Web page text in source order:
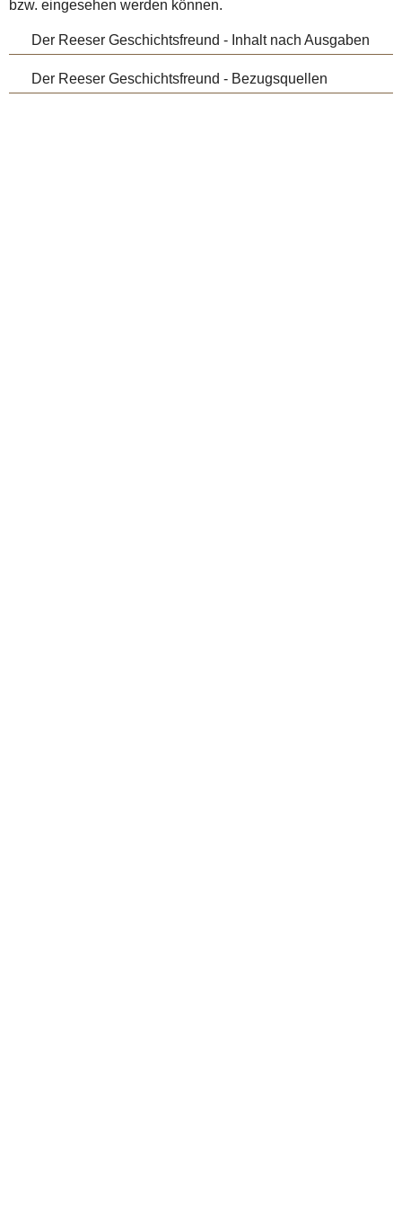
bzw. eingesehen werden können.
Der Reeser Geschichtsfreund - Inhalt nach Ausgaben
Der Reeser Geschichtsfreund - Bezugsquellen